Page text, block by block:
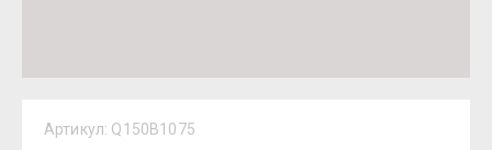
Артикул: Q150B1075